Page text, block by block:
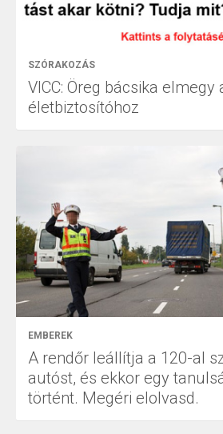
SZÓRAKOZÁS
VICC: Öreg bácsika elmegy
életbiztosítóhoz
EMBEREK
A rendőr leállítja a 120-al
autóst, és ekkor egy
történt. Megéri elolvasd.